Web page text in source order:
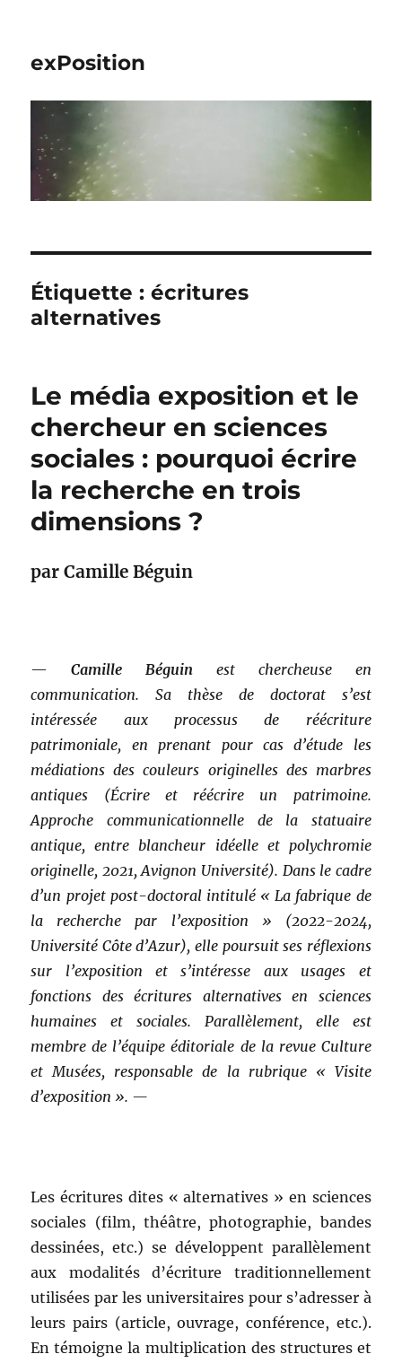
exPosition
Étiquette :écritures
alternatives
Le média exposition et le
chercheur en sciences
sociales : pourquoi écrire
la recherche en trois
dimensions ?
par Camille Béguin
—Camille Béguin est chercheuse en
communication. Sa thèse de doctorat s’est
intéressée aux processus de réécriture
patrimoniale, en prenant pour cas d’étude les
médiations des couleurs originelles des marbres
antiques (Écrire et réécrire un patrimoine.
Approche communicationnelle de la statuaire
antique, entre blancheur idéelle et polychromie
originelle, 2021, Avignon Université). Dans le cadre
d’un projet post-doctoral intitulé « La fabrique de
la recherche par l’exposition » (2022-2024,
Université Côte d’Azur), elle poursuit ses réflexions
sur l’exposition et s’intéresse aux usages et
fonctions des écritures alternatives en sciences
humaines et sociales. Parallèlement, elle est
membre de l’équipe éditoriale de la revue Culture
et Musées, responsable de la rubrique « Visite
d’exposition ». —
Les écritures dites « alternatives » en sciences
sociales (film, théâtre, photographie, bandes
dessinées, etc.) se développent parallèlement
aux modalités d’écriture traditionnellement
utilisées par les universitaires pour s’adresser à
leurs pairs (article, ouvrage, conférence, etc.).
En témoigne la multiplication des structures et